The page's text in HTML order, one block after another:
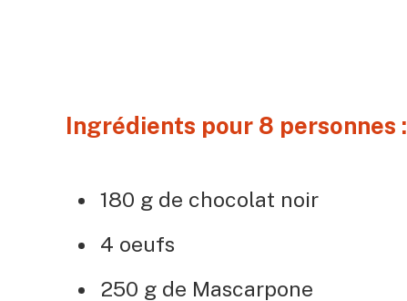
Ingrédients pour 8 personnes :
180 g de chocolat noir
4 oeufs
250 g de Mascarpone